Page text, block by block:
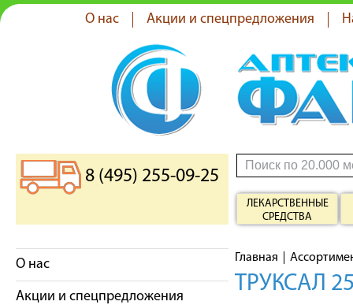
О нас Акции и спецпредложения
8 (495) 255-09-25
ЛЕКАРСТВЕННЫЕ
СРЕДСТВА
О нас
Акции и спецпредложения
Главная
ТРУКСАЛ